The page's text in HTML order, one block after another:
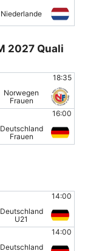
Niederlande
2027 Quali
18:35
Norwegen
Frauen
16:00
Deutschland
Frauen
14:00
Deutschland
U21
14:00
Deutschland